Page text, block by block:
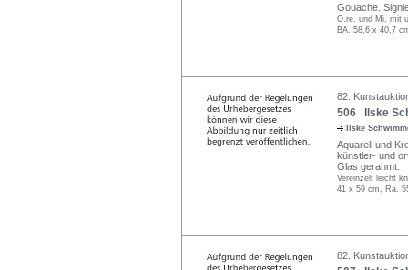
Gouache.
O.re. und Mi. mit
BA. 58,6 x 40,7
82.
506 Ilske
Ilske
Aquarell und
künstler- und
Glas gerahmt.
Vereinzelt leicht
41 x 59 cm, Ra.
82.